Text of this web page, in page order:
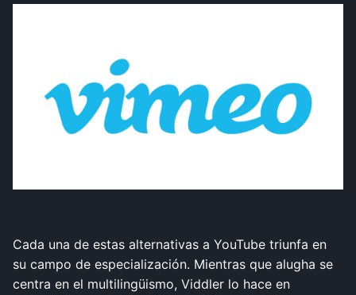
Cada una de estas alternativas a YouTube triunfa en
su campo de especialización. Mientras que alugha se
centra en el multilingüismo, Viddler lo hace en